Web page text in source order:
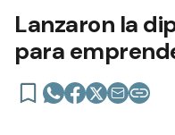
Lanzaron la
para